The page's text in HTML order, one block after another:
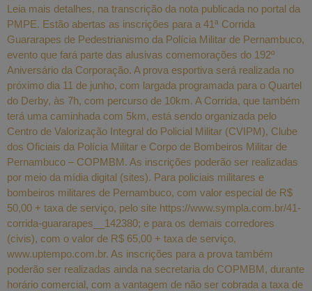
Leia mais detalhes, na transcrição da nota publicada no portal da
PMPE. Estão abertas as inscrições para a 41ª Corrida
Guararapes de Pedestrianismo da Polícia Militar de Pernambuco,
evento que fará parte das alusivas comemorações do 192º
Aniversário da Corporação. A prova esportiva será realizada no
próximo dia 11 de junho, com largada programada para o Quartel
do Derby, às 7h, com percurso de 10km. A Corrida, que também
terá uma caminhada com 5km, está sendo organizada pelo
Centro de Valorização Integral do Policial Militar (CVIPM), Clube
dos Oficiais da Polícia Militar e Corpo de Bombeiros Militar de
Pernambuco – COPMBM. As inscrições poderão ser realizadas
por meio da mídia digital (sites). Para policiais militares e
bombeiros militares de Pernambuco, com valor especial de R$
50,00 + taxa de serviço, pelo site https://www.sympla.com.br/41-
corrida-guararapes__142380; e para os demais corredores
(civis), com o valor de R$ 65,00 + taxa de serviço,
www.uptempo.com.br. As inscrições para a prova também
poderão ser realizadas ainda na secretaria do COPMBM, durante
horário comercial, com a vantagem de não ser cobrada a taxa de